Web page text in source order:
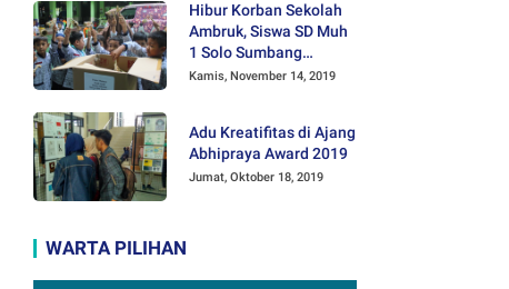
Hibur Korban Sekolah
Ambruk, Siswa SD Muh
1 Solo Sumbang
Mainan Othok-othok
Kamis, November 14, 2019
Adu Kreatifitas di Ajang
Abhipraya Award 2019
Jumat, Oktober 18, 2019
WARTA PILIHAN